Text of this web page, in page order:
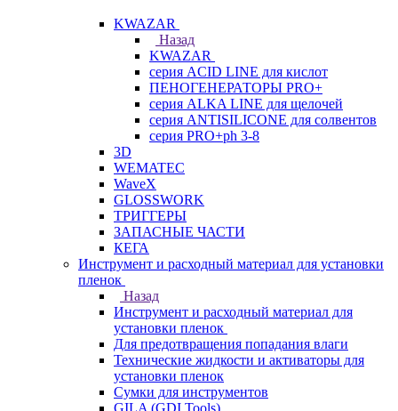
KWAZAR
Назад
KWAZAR
серия ACID LINE для кислот
ПЕНОГЕНЕРАТОРЫ PRO+
серия ALKA LINE для щелочей
серия ANTISILICONE для солвентов
серия PRO+ph 3-8
3D
WEMATEC
WaveX
GLOSSWORK
ТРИГГЕРЫ
ЗАПАСНЫЕ ЧАСТИ
КЕГА
Инструмент и расходный материал для установки
пленок
Назад
Инструмент и расходный материал для
установки пленок
Для предотвращения попадания влаги
Технические жидкости и активаторы для
установки пленок
Сумки для инструментов
GILA (GDI Tools)